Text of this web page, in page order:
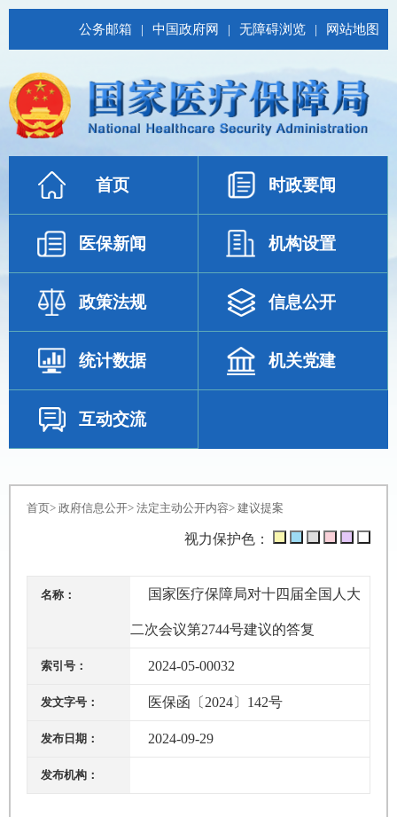
公务邮箱 | 中国政府网 | 无障碍浏览 | 网站地图
首页 时政要闻
医保新闻 机构设置
政策法规 信息公开
统计数据 机关党建
互动交流
首页> 政府信息公开> 法定主动公开内容> 建议提案
视力保护色：
名称： 国家医疗保障局对十四届全国人大
二次会议第2744号建议的答复
索引号： 2024-05-00032
发文字号： 医保函〔2024〕142号
发布日期： 2024-09-29
发布机构：